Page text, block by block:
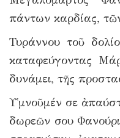
πάντων καρδίας,
Τυράννου τοῦ
καταφεύγοντας
δυνάμει, τῆς
Υ῾μνοῦμέν σε
δωρεῶν σου